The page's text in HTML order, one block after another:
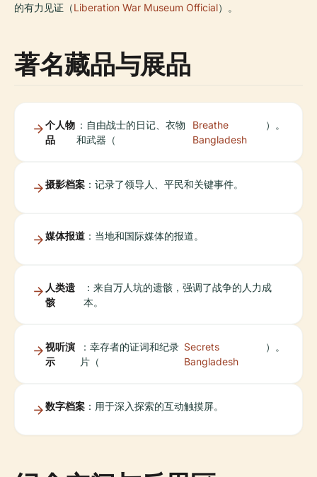
的有力见证（Liberation War Museum Official）。
著名藏品与展品
个人物
品
：自由战士的日记、衣物
和武器（
Breathe
Bangladesh
）。
摄影档案 ：记录了领导人、平民和关键事件。
媒体报道 ：当地和国际媒体的报道。
人类遗
骸
：来自万人坑的遗骸，强调了战争的人力成
本。
视听演
示
：幸存者的证词和纪录
片（
Secrets
Bangladesh
）。
数字档案 ：用于深入探索的互动触摸屏。